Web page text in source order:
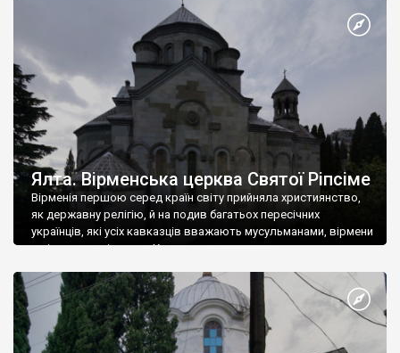
Херсонесі Володимир-язичник, став Василем-християнином.
А потім було Хрещення Русі. На честь Херсонесу Таврійського
Ялта. Вірменська церква Святої Ріпсіме
Вірменія першою серед країн світу прийняла християнство,
як державну релігію, й на подив багатьох пересічних
українців, які усіх кавказців вважають мусульманами, вірмени
є відданими вірянами Христа